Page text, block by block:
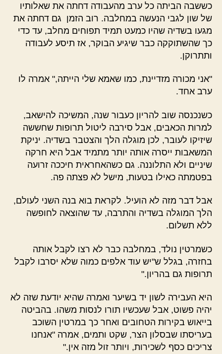
כששבה הביתה כל ערב מהעבודה דחתה את שאלותיו
של שון לגבי הנעשה במחלבה. רוב הזמן גם דחתה את
מגעו בשדיה שהיו כמעט תמיד תפוחים מחלב, עד כדי
כך שהשתוקקה כבר שיגיע הבוקר, אז תיסע לעבודה
ותתרוקן.
"אני מכורה מזדיינת, כמו שאמא שלי הייתה," אמרה לו
ערב אחד.
כשנכנסה שוב להריון כעבור שנה, המשיכה להישאב,
למרות הכאבים, אבל סירבה ליטול תרופות שחששה
שיזיקו לעובר, לכן מוגלה הלך והצטבר בשדיה. יניקת
המשאבות ייסרה אותה יותר מתמיד אבל היא חרקה
שיניים ולא התלוננה. גם כשהאחראית חיככה זרועה
בפטמתה כאילו בטעות, מישל לא פצתה פה.
אבל דבר מזה לא הועיל. לקראת בוא בנה השני לעולם,
הלך המוגלה בשדיה והתרבה, עד שהוצאה לחופשה
ללא תשלום.
כשמרטין נולד, במחלבה כבר לא רצו לקבל אותה
בחזרה, בגלל ש"יש עוד אלפים כמוה שלא יסרבו לקבל
תרופות גם בהריון."
היא העבירה לשון יד בשיער ואמרה שהיא יודעת שזה לא
יהיה פשוט, אבל שעכשיו תורו לנסות משהו. בהביטה
בייאוש בקירות הטחובים ואחר כך במרטין השוכב
בעריסתו שבסלון הצר, שקט ותמים, אמרה "אנחנו
צריכים כסף לשכירות, ויותר זול מזה אין."